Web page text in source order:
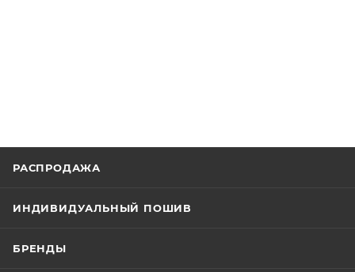
РАСПРОДАЖА
ИНДИВИДУАЛЬНЫЙ ПОШИВ
БРЕНДЫ